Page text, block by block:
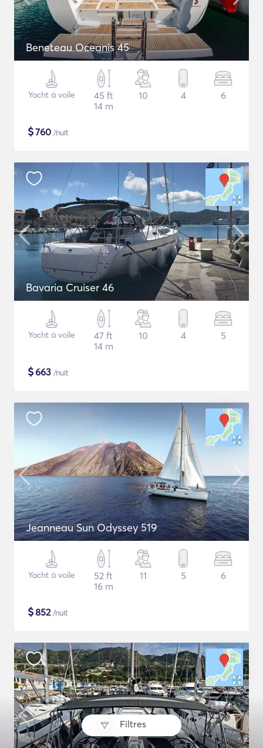
Filtres
Beneteau Oceanis 45
Yacht à voile
45 ft
14 m
10 4 6
$760 /nuit
Bavaria Cruiser 46
Yacht à voile
47 ft
14 m
10 4 5
$663 /nuit
Jeanneau Sun Odyssey 519
Yacht à voile
52 ft
16 m
11 5 6
$852/nuit